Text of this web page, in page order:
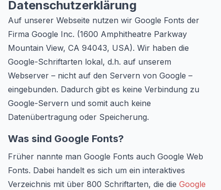
Datenschutzerklärung
Auf unserer Webseite nutzen wir Google Fonts der
Firma Google Inc. (1600 Amphitheatre Parkway
Mountain View, CA 94043, USA). Wir haben die
Google-Schriftarten lokal, d.h. auf unserem
Webserver – nicht auf den Servern von Google –
eingebunden. Dadurch gibt es keine Verbindung zu
Google-Servern und somit auch keine
Datenübertragung oder Speicherung.
Was sind Google Fonts?
Früher nannte man Google Fonts auch Google Web
Fonts. Dabei handelt es sich um ein interaktives
Verzeichnis mit über 800 Schriftarten, die die Google